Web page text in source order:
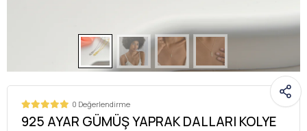
0 Değerlendirme
925 AYAR GÜMÜŞ YAPRAK DALLARI KOLYE